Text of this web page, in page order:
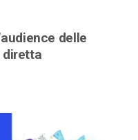
delle
diretta